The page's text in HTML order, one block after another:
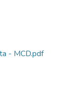
- MCD.pdf